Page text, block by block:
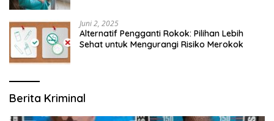
Juni 2, 2025
Alternatif Pengganti Rokok: Pilihan Lebih
Sehat untuk Mengurangi Risiko Merokok
Berita Kriminal